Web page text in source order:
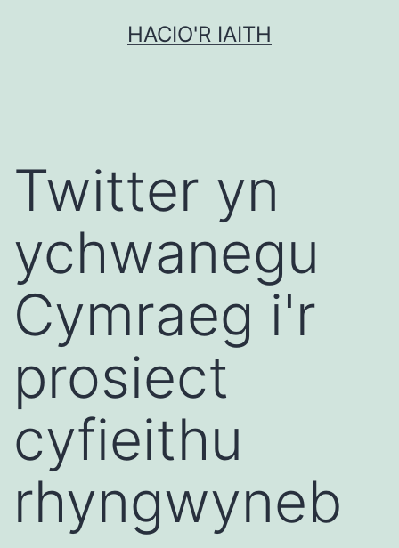
HACIO'R IAITH
Twitter yn
ychwanegu
Cymraeg i'r
prosiect
cyfieithu
rhyngwyneb